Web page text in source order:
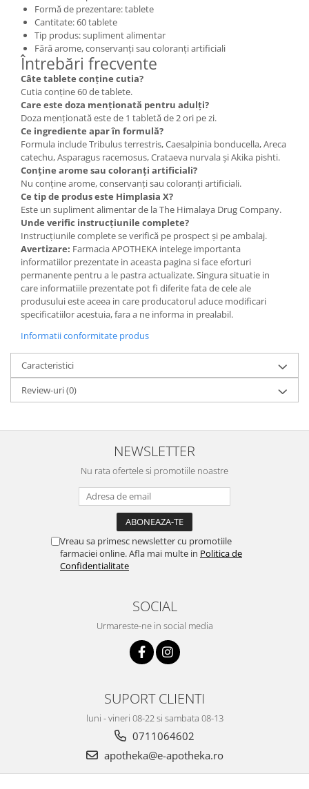
Formă de prezentare: tablete
Cantitate: 60 tablete
Tip produs: supliment alimentar
Fără arome, conservanți sau coloranți artificiali
Întrebări frecvente
Câte tablete conține cutia?
Cutia conține 60 de tablete.
Care este doza menționată pentru adulți?
Doza menționată este de 1 tabletă de 2 ori pe zi.
Ce ingrediente apar în formulă?
Formula include Tribulus terrestris, Caesalpinia bonducella, Areca
catechu, Asparagus racemosus, Crataeva nurvala și Akika pishti.
Conține arome sau coloranți artificiali?
Nu conține arome, conservanți sau coloranți artificiali.
Ce tip de produs este Himplasia X?
Este un supliment alimentar de la The Himalaya Drug Company.
Unde verific instrucțiunile complete?
Instrucțiunile complete se verifică pe prospect și pe ambalaj.
Avertizare: Farmacia APOTHEKA intelege importanta
informatiilor prezentate in aceasta pagina si face eforturi
permanente pentru a le pastra actualizate. Singura situatie in
care informatiile prezentate pot fi diferite fata de cele ale
produsului este aceea in care producatorul aduce modificari
specificatiilor acestuia, fara a ne informa in prealabil.
Informatii conformitate produs
Caracteristici
Review-uri(0)
NEWSLETTER
Nu rata ofertele si promotiile noastre
Vreau sa primesc newsletter cu promotiile
farmaciei online. Afla mai multe in Politica de
Confidentialitate
SOCIAL
Urmareste-ne in social media
SUPORT CLIENTI
luni - vineri 08-22 si sambata 08-13
0711064602
apotheka@e-apotheka.ro